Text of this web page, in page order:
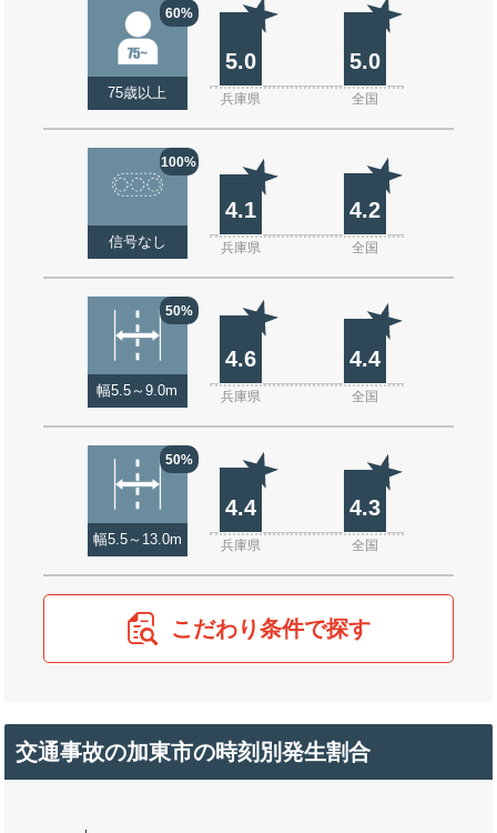
60%
75歳以上
5.0 5.0
兵庫県 全国
100%
信号なし
4.1 4.2
兵庫県 全国
50%
幅5.5～9.0m
4.6 4.4
兵庫県 全国
50%
幅5.5～13.0m
4.4 4.3
兵庫県 全国
こだわり条件で探す
交通事故の加東市の時刻別発生割合